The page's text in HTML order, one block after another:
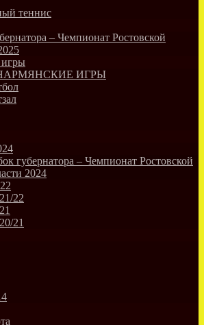
теннис
– Чемпионат Ростовской
игры
ИГРЫ
губернатора – Чемпионат Ростовской
2024
22
21